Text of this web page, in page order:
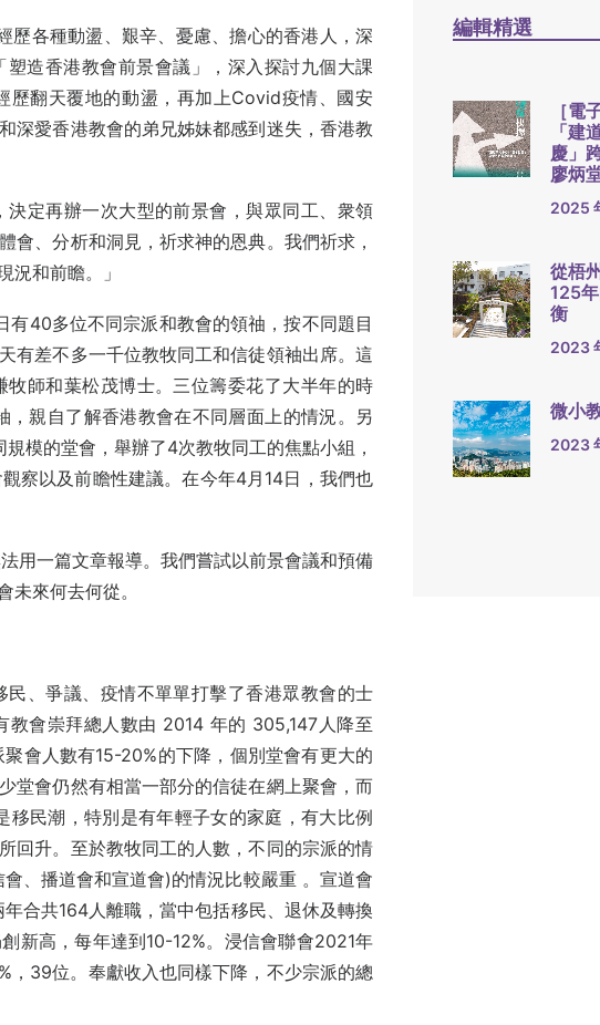
歷各種動盪、艱辛、憂慮、擔心的香港人，深
造香港教會前景會議」，深入探討九個大課
歷翻天覆地的動盪，再加上Covid疫情、國安
深愛香港教會的弟兄姊妹都感到迷失，香港教
定再辦一次大型的前景會，與眾同工、衆領
會、分析和洞見，祈求神的恩典。我們祈求，
況和前瞻。」
40多位不同宗派和教會的領䄂，按不同題目
有差不多一千位教牧同工和信徒領袖出席。這
師和葉松茂博士。三位籌委花了大半年的時
親自了解香港教會在不同層面上的情況。另
模的堂會，舉辦了4次教牧同工的焦點小組，
察以及前瞻性建議。在今年4月14日，我們也
用一篇文章報導。我們嘗試以前景會議和預備
來何去何從。
、爭議、疫情不單單打擊了香港眾教會的士
會崇拜總人數由 2014 年的 305,147人降至
會人數有15-20%的下降，個別堂會有更大的
堂會仍然有相當一部分的信徒在網上聚會，而
民潮，特別是有年輕子女的家庭，有大比例
回升。至於教牧同工的人數，不同的宗派的情
、播道會和宣道會)的情況比較嚴重 。宣道會
合共164人離職，當中包括移民、退休及轉換
新高，每年達到10-12%。浸信會聯會2021年
，39位。奉獻收入也同樣下降，不少宗派的總
編輯精選
［電
「建
慶」
廖炳
2025
從梧
125
衡
2023
微小
2023